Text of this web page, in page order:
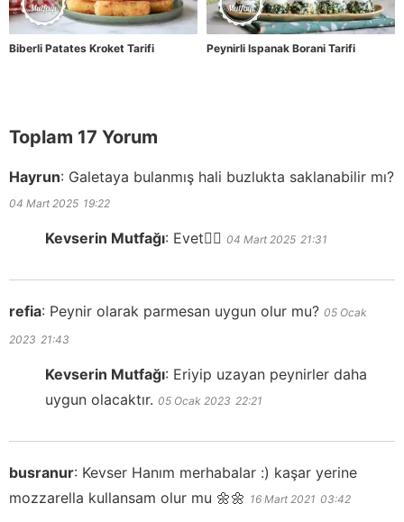
Biberli Patates Kroket Tarifi Peynirli Ispanak Borani Tarifi
Toplam 17 Yorum
Hayrun: Galetaya bulanmış hali buzlukta saklanabilir mı?
04 Mart 2025 19:22
Kevserin Mutfağı: Evet👍🏻 04 Mart 2025 21:31
refia: Peynir olarak parmesan uygun olur mu? 05 Ocak
2023 21:43
Kevserin Mutfağı: Eriyip uzayan peynirler daha
uygun olacaktır. 05 Ocak 2023 22:21
busranur: Kevser Hanım merhabalar :) kaşar yerine
mozzarella kullansam olur mu 🌼🌼 16 Mart 2021 03:42